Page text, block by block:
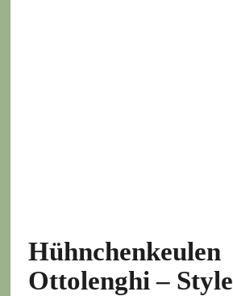
Hühnchenkeulen
Ottolenghi – Style